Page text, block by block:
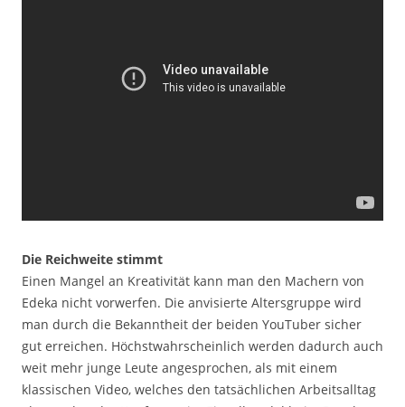
Die Reichweite stimmt
Einen Mangel an Kreativität kann man den Machern von
Edeka nicht vorwerfen. Die anvisierte Altersgruppe wird
man durch die Bekanntheit der beiden YouTuber sicher
gut erreichen. Höchstwahrscheinlich werden dadurch auch
weit mehr junge Leute angesprochen, als mit einem
klassischen Video, welches den tatsächlichen Arbeitsalltag